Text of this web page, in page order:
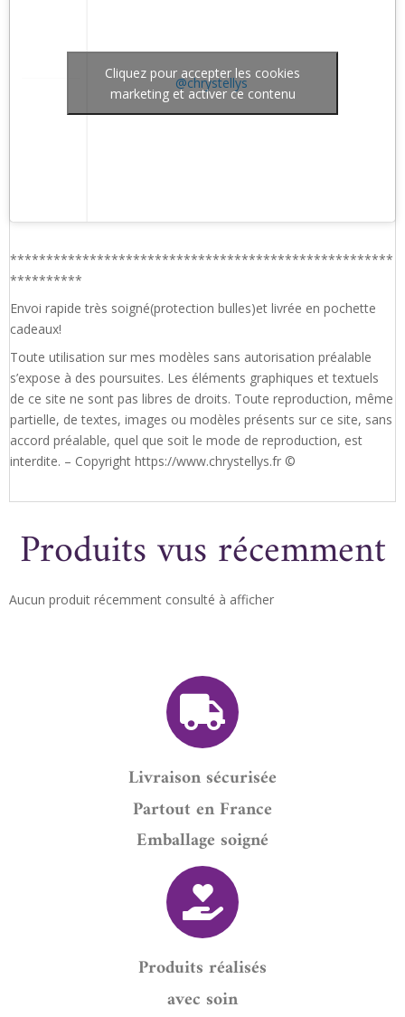
@chrystellys
Cliquez pour accepter les cookies
marketing et activer ce contenu
*****************************************************
**********
Envoi rapide très soigné(protection bulles)et livrée en pochette
cadeaux!
Toute utilisation sur mes modèles sans autorisation préalable
s’expose à des poursuites. Les éléments graphiques et textuels
de ce site ne sont pas libres de droits. Toute reproduction, même
partielle, de textes, images ou modèles présents sur ce site, sans
accord préalable, quel que soit le mode de reproduction, est
interdite. – Copyright https://www.chrystellys.fr ©
Produits vus récemment
Aucun produit récemment consulté à afficher
Livraison sécurisée
Partout en France
Emballage soigné
Produits réalisés
avec soin